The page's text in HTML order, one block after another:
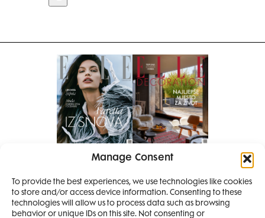
Manage Consent
To provide the best experiences, we use technologies like cookies
to store and/or access device information. Consenting to these
technologies will allow us to process data such as browsing
behavior or unique IDs on this site. Not consenting or
Pretplati se na časopis
PRETPLATITE SE
SMANJI